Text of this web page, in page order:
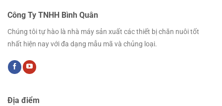
Công Ty TNHH Bình Quân
Chúng tôi tự hào là nhà máy sản xuất các thiết bị chăn nuôi tốt
nhất hiện nay với đa dạng mẫu mã và chủng loại.
Địa điểm